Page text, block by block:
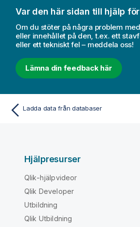
Var den här sidan till hjälp
Om du stöter på några problem
eller innehållet på den, t.ex. ett
eller ett tekniskt fel – meddela oss!
Lämna din feedback här
Ladda data från databaser
Hjälpresurser
Qlik-hjälpvideor
Qlik Developer
Utbildning
Qlik Utbildning